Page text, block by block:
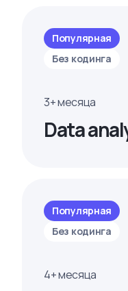
Популярная
Без кодинга
3+ месяца
Data
Популярная
Без кодинга
4+ месяца